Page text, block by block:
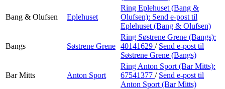
Bang & Olufsen Eplehuset
Ring Eplehuset (Bang &
Olufsen): Send e-post til
Eplehuset (Bang & Olufsen)
Bangs Søstrene Grene
Ring Søstrene Grene (Bangs):
40141629 / Send e-post til
Søstrene Grene (Bangs)
Bar Mitts Anton Sport
Ring Anton Sport (Bar Mitts):
67541377 / Send e-post til
Anton Sport (Bar Mitts)